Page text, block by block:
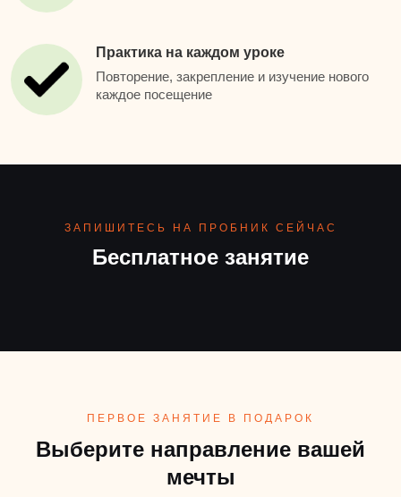
Практика на каждом уроке
Повторение, закрепление и изучение нового
каждое посещение
Бесплатное занятие
ЗАПИШИТЕСЬ НА ПРОБНИК СЕЙЧАС
ПЕРВОЕ ЗАНЯТИЕ В ПОДАРОК
Выберите направление вашей
мечты